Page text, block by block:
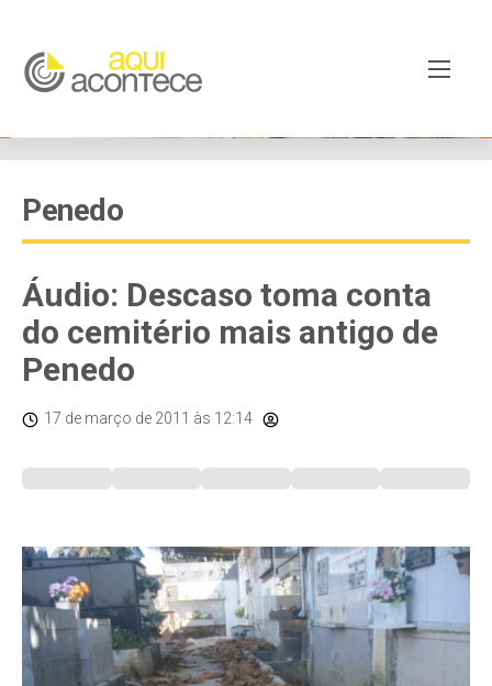
Penedo
Áudio: Descaso toma conta
do cemitério mais antigo de
Penedo
17 de março de 2011 às 12:14